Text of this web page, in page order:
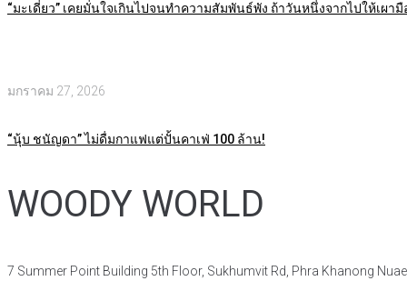
“มะเดี่ยว” เคยมั่นใจเกินไปจนทำความสัมพันธ์พัง ถ้าวันหนึ่งจากไปให้เผามื
มกราคม 27, 2026
“นุ้บ ชนัญดา” ไม่ดื่มกาแฟแต่ปั้นคาเฟ่ 100 ล้าน!
WOODY WORLD
7 Summer Point Building 5th Floor, Sukhumvit Rd, Phra Khanong